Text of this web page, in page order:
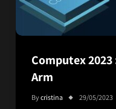
Computex
Arm
Bycristina 29/05/2023